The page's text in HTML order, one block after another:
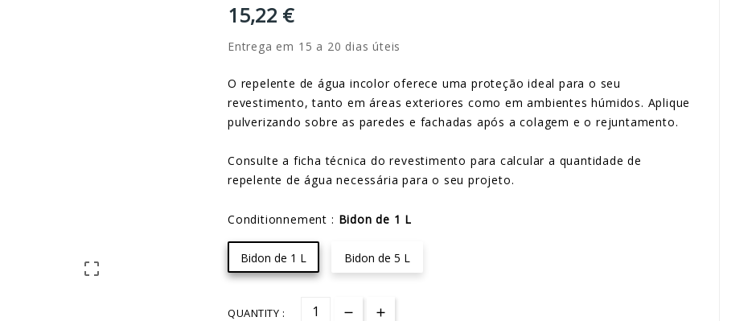

15,22 €
Entrega em 15 a 20 dias úteis
O repelente de água incolor oferece uma proteção ideal para o seu
revestimento, tanto em áreas exteriores como em ambientes húmidos. Aplique
pulverizando sobre as paredes e fachadas após a colagem e o rejuntamento.
Consulte a ficha técnica do revestimento para calcular a quantidade de
repelente de água necessária para o seu projeto.
Conditionnement : Bidon de 1 L
Bidon de 1 L Bidon de 5 L
QUANTITY :